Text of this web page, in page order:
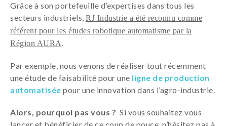
Grâce à son portefeuille d’expertises dans tous les
secteurs industriels, RJ Industrie a été reconnu comme
référent pour les études robotique automatisme par la
Région AURA .
Par exemple, nous venons de réaliser tout récemment
une étude de faisabilité pour une ligne de production
automatisée pour une innovation dans l’agro-industrie.
Alors, pourquoi pas vous ? Si vous souhaitez vous